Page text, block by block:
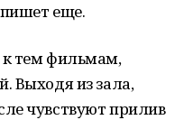
еще.
к тем фильмам,
Выходя из зала,
чувствуют прилив